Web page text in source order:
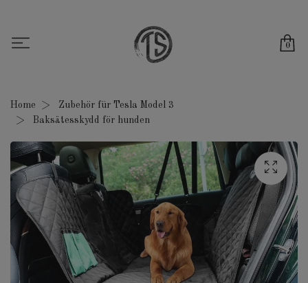
0
Home
Zubehör für Tesla Model 3
Baksätesskydd för hunden